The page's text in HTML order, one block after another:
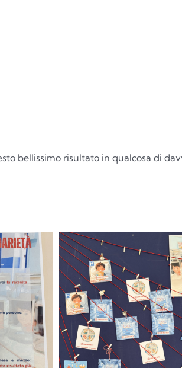
bellissimo risultato in qualcosa di